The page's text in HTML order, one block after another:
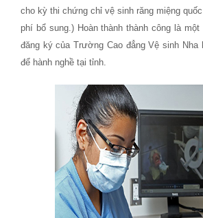
cho kỳ thi chứng chỉ vệ sinh răng miệng
phí bổ sung.) Hoàn thành thành công là
đăng ký của Trường Cao đẳng Vệ sinh Nha
để hành nghề tại tỉnh.